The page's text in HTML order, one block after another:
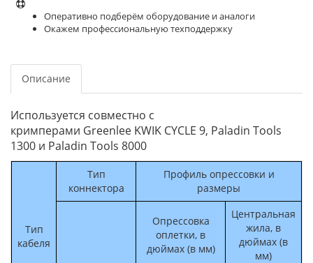
Оперативно подберём оборудование и аналоги
Окажем профессиональную техподдержку
Описание
Используется совместно с
кримперами Greenlee KWIK CYCLE 9, Paladin Tools
1300 и Paladin Tools 8000
Тип
кабеля
Тип
коннектора
Профиль опрессовки и
размеры
Опрессовка
оплетки, в
дюймах (в мм)
Центральная
жила, в
дюймах (в
мм)